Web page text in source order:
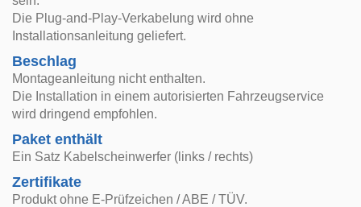
Die Plug-and-Play-Verkabelung wird ohne
Installationsanleitung geliefert.
Beschlag
Montageanleitung nicht enthalten.
Die Installation in einem autorisierten Fahrzeugservice
wird dringend empfohlen.
Paket enthält
Ein Satz Kabelscheinwerfer (links / rechts)
Zertifikate
Produkt ohne E-Prüfzeichen / ABE / TÜV.